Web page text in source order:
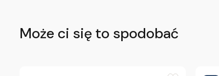
Może ci się to spodobać